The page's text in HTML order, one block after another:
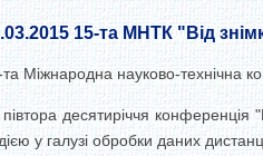
15-та МНТК "Від
Міжнародна науково-технічна
десятиріччя конференція
у галузі обробки даних